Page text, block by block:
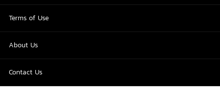
Terms of Use
About Us
Contact Us